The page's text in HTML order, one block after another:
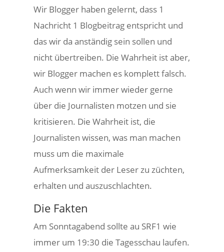
Wir Blogger haben gelernt, dass 1
Nachricht 1 Blogbeitrag entspricht und
das wir da anständig sein sollen und
nicht übertreiben. Die Wahrheit ist aber,
wir Blogger machen es komplett falsch.
Auch wenn wir immer wieder gerne
über die Journalisten motzen und sie
kritisieren. Die Wahrheit ist, die
Journalisten wissen, was man machen
muss um die maximale
Aufmerksamkeit der Leser zu züchten,
erhalten und auszuschlachten.
Die Fakten
Am Sonntagabend sollte au SRF1 wie
immer um 19:30 die Tagesschau laufen.